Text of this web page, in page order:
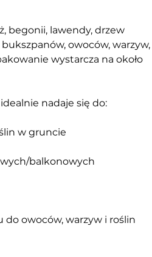
begonii, lawendy, drzew
owoców, warzyw,
wystarcza na około
nadaje się do:
w gruncie
balkonowych
do owoców, warzyw i roślin